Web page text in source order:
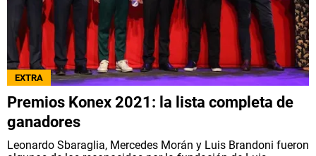
EXTRA
Premios Konex 2021: la lista completa de
ganadores
Leonardo Sbaraglia, Mercedes Morán y Luis Brandoni fueron